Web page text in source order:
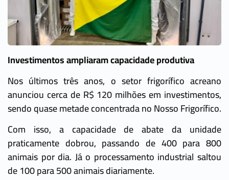
Investimentos ampliaram capacidade produtiva
Nos últimos três anos, o setor frigorífico acreano
anunciou cerca de R$ 120 milhões em investimentos,
sendo quase metade concentrada no Nosso Frigorífico.
Com isso, a capacidade de abate da unidade
praticamente dobrou, passando de 400 para 800
animais por dia. Já o processamento industrial saltou
de 100 para 500 animais diariamente.